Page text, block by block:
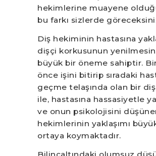
hekimlerine muayene
bu farkı sizlerde
Diş hekiminin hastasına
dişçi korkusunun
büyük bir öneme sahiptir.
önce işini bitirip sıradaki
geçme telaşında olan bir
ile, hastasına hassasiyetle
ve onun psikolojisini
hekimlerinin yaklaşımı
ortaya koymaktadır.
Bilinçaltındaki olumsuz